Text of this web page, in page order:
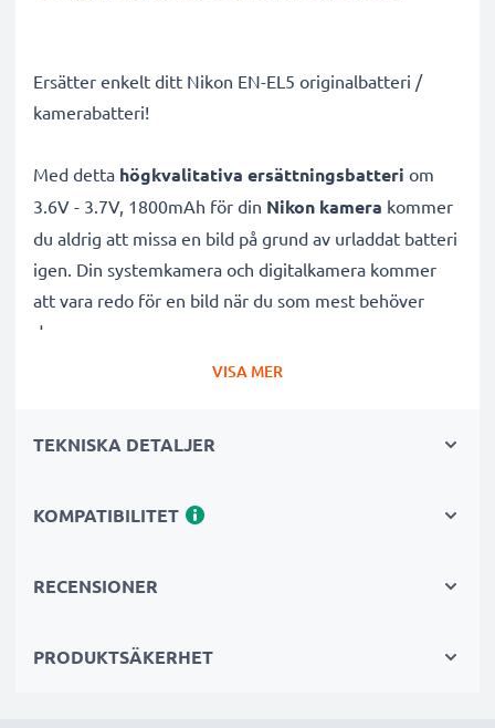
Ersätter enkelt ditt Nikon EN-EL5 originalbatteri /
kamerabatteri!
Med detta högkvalitativa ersättningsbatteri om
3.6V - 3.7V, 1800mAh för din Nikon kamera kommer
du aldrig att missa en bild på grund av urladdat batteri
igen. Din systemkamera och digitalkamera kommer
att vara redo för en bild när du som mest behöver
den.
fotograferingar eller filminspelningar. Batteriet är
digitalkameror och systemkameror
för att ge dessa
Nikon Coolpix P500, Nikon Coolpix P100, Nikon
tillsammans med din enhet, för att ge den lång
VISA MER
TEKNISKA DETALJER
KOMPATIBILITET
RECENSIONER
PRODUKTSÄKERHET